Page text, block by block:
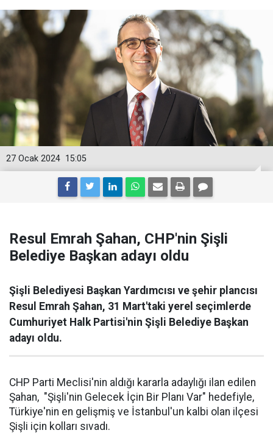
15:05
27 Ocak 2024
Resul Emrah Şahan, CHP'nin Şişli
Belediye Başkan adayı oldu
Şişli Belediyesi Başkan Yardımcısı ve şehir plancısı
Resul Emrah Şahan, 31 Mart'taki yerel seçimlerde
Cumhuriyet Halk Partisi'nin Şişli Belediye Başkan
adayı oldu.
CHP Parti Meclisi'nin aldığı kararla adaylığı ilan edilen
Şahan, "Şişli'nin Gelecek İçin Bir Planı Var" hedefiyle,
Türkiye'nin en gelişmiş ve İstanbul'un kalbi olan ilçesi
Şişli için kolları sıvadı.